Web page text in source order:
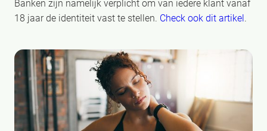
Banken zijn namelijk verplicht om van iedere klant vanaf
18 jaar de identiteit vast te stellen. Check ook dit artikel.